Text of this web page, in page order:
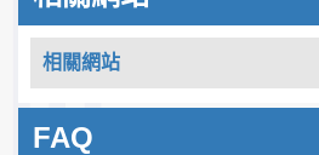
相關網站
FAQ